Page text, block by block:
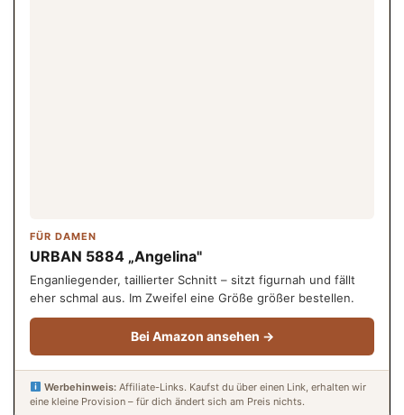
FÜR DAMEN
URBAN 5884 „Angelina"
Enganliegender, taillierter Schnitt – sitzt figurnah und fällt
eher schmal aus. Im Zweifel eine Größe größer bestellen.
Bei Amazon ansehen →
Werbehinweis:Affiliate-Links. Kaufst du über einen Link, erhalten wir
eine kleine Provision – für dich ändert sich am Preis nichts.